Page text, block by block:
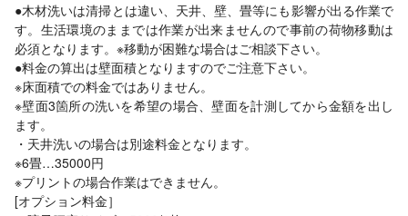
●木材洗いは清掃とは違い、天井、壁、畳等にも影響が出る作業で
す。生活環境のままでは作業が出来ませんので事前の荷物移動は
必須となります。※移動が困難な場合はご相談下さい。
●料金の算出は壁面積となりますのでご注意下さい。
※床面積での料金ではありません。
※壁面3箇所の洗いを希望の場合、壁面を計測してから金額を出し
ます。
・天井洗いの場合は別途料金となります。
※6畳…35000円
※プリントの場合作業はできません。
[オプション料金］